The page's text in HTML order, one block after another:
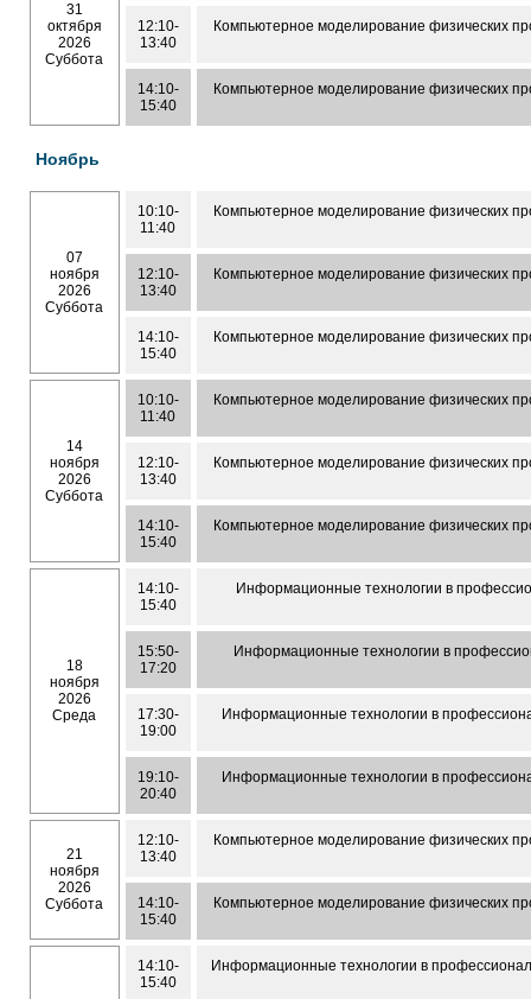
31
октября
2026
Суббота
12:10-
13:40
Компьютерное моделирование физических
14:10-
15:40
Компьютерное моделирование физических
Ноябрь
07
ноября
2026
Суббота
10:10-
11:40
Компьютерное моделирование физических
12:10-
13:40
Компьютерное моделирование физических
14:10-
15:40
Компьютерное моделирование физических
14
ноября
2026
Суббота
10:10-
11:40
Компьютерное моделирование физических
12:10-
13:40
Компьютерное моделирование физических
14:10-
15:40
Компьютерное моделирование физических
18
ноября
2026
Среда
14:10-
15:40
Информационные технологии в
15:50-
17:20
Информационные технологии в
17:30-
19:00
Информационные технологии в
19:10-
20:40
Информационные технологии в
21
ноября
2026
Суббота
12:10-
13:40
Компьютерное моделирование физических
14:10-
15:40
Компьютерное моделирование физических
14:10-
15:40
Информационные технологии в